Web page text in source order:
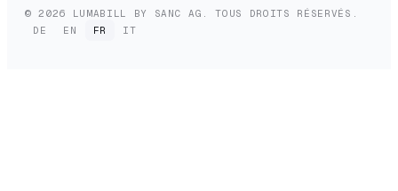
© 2026 LUMABILL BY SANC AG. TOUS DROITS RÉSERVÉS.
DE
EN FR IT